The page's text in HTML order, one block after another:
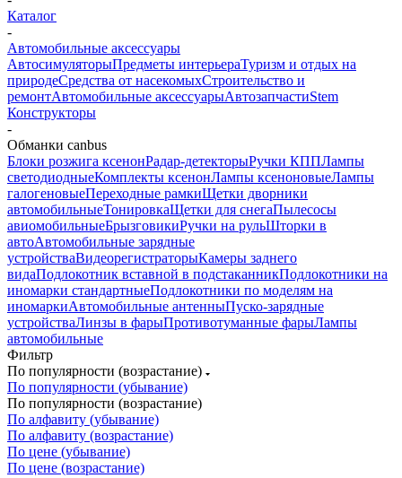
Каталог
-
Автомобильные аксессуары
АвтосимуляторыПредметы интерьераТуризм и отдых на
природеСредства от насекомыхСтроительство и
ремонтАвтомобильные аксессуарыАвтозапчастиStem
Конструкторы
-
Обманки canbus
Блоки розжига ксенонРадар-детекторыРучки КППЛампы
светодиодныеКомплекты ксенонЛампы ксеноновыеЛампы
галогеновыеПереходные рамкиЩетки дворники
автомобильныеТонировкаЩетки для снегаПылесосы
авиомобильныеБрызговикиРучки на рульШторки в
автоАвтомобильные зарядные
устройстваВидеорегистраторыКамеры заднего
видаПодлокотник вставной в подстаканникПодлокотники на
иномарки стандартныеПодлокотники по моделям на
иномаркиАвтомобильные антенныПуско-зарядные
устройстваЛинзы в фарыПротивотуманные фарыЛампы
автомобильные
Фильтр
По популярности (возрастание)
По популярности (убывание)
По популярности (возрастание)
По алфавиту (убывание)
По алфавиту (возрастание)
По цене (убывание)
По цене (возрастание)